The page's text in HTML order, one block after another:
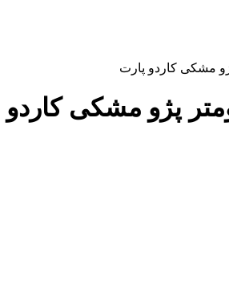
مشکی کاردو پارت
پژو مشکی کاردو